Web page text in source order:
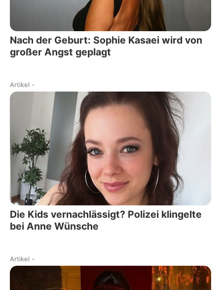
Nach der Geburt: Sophie Kasaei wird von
großer Angst geplagt
Artikel -
Die Kids vernachlässigt? Polizei klingelte
bei Anne Wünsche
Artikel -